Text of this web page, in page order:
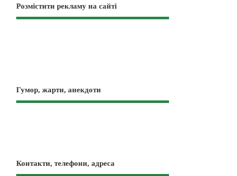
Розмістити рекламу на сайті
Гумор, жарти, анекдоти
Контакти, телефони, адреса